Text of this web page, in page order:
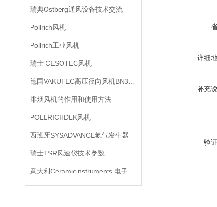
瑞典Ostberg通风设备技术交流
Pollrich风机
Pollrich工业风机
瑞士 CESOTEC风机
排烟风机的作用和使用方法
POLLRICHDLK风机
西班牙SYSADVANCE氮气发生器
瑞士TSR风速仪技术参数
详细
补充
验